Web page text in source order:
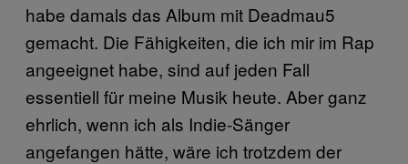
habe damals das Album mit Deadmau5
gemacht. Die Fähigkeiten, die ich mir im Rap
angeeignet habe, sind auf jeden Fall
essentiell für meine Musik heute. Aber ganz
ehrlich, wenn ich als Indie-Sänger
angefangen hätte, wäre ich trotzdem der